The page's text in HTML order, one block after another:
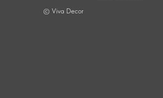
© Viva Decor